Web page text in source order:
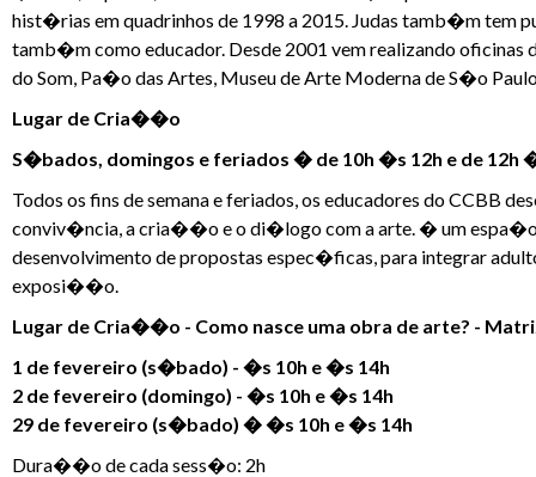
hist�rias em quadrinhos de 1998 a 2015. Judas tamb�m tem
tamb�m como educador. Desde 2001 vem realizando oficinas
do Som, Pa�o das Artes, Museu de Arte Moderna de S�o
Lugar de Cria��o
S�bados, domingos e feriados � de 10h �s 12h e de 12h
Todos os fins de semana e feriados, os educadores do
conviv�ncia, a cria��o e o di�logo com a arte. � um espa�o
desenvolvimento de propostas espec�ficas, para integrar
exposi��o.
Lugar de Cria��o - Como nasce uma obra de arte? -
1 de fevereiro (s�bado) - �s 10h e �s 14h
2 de fevereiro (domingo) - �s 10h e �s 14h
29 de fevereiro (s�bado) � �s 10h e �s 14h
Dura��o de cada sess�o: 2h